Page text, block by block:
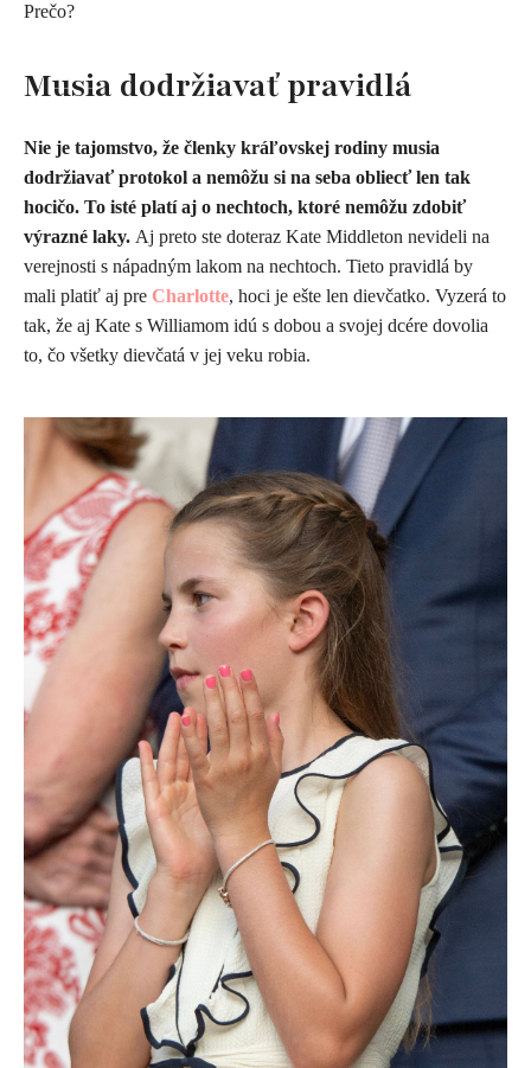
Prečo?
Musia dodržiavať pravidlá
Nie je tajomstvo, že členky kráľovskej rodiny musia
dodržiavať protokol a nemôžu si na seba obliecť len tak
hocičo. To isté platí aj o nechtoch, ktoré nemôžu zdobiť
výrazné laky. Aj preto ste doteraz Kate Middleton nevideli na
verejnosti s nápadným lakom na nechtoch. Tieto pravidlá by
mali platiť aj pre Charlotte, hoci je ešte len dievčatko. Vyzerá to
tak, že aj Kate s Williamom idú s dobou a svojej dcére dovolia
to, čo všetky dievčatá v jej veku robia.